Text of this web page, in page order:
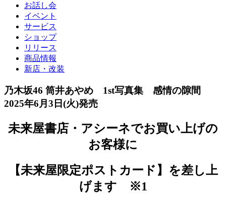
お話し会
イベント
サービス
ショップ
リリース
商品情報
新店・改装
乃木坂46 筒井あやめ 1st写真集 感情の隙間
2025年6月3日(火)発売
未来屋書店・アシーネでお買い上げの
お客様に
【未来屋限定ポストカード】を差し上
げます ※1